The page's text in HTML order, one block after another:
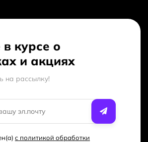
в курсе о
и акциях
на рассылкy!
с политикой обработки